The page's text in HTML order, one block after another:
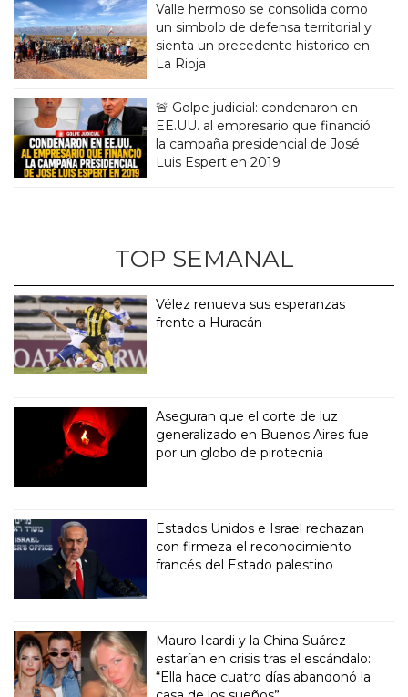
Valle hermoso se consolida como
un simbolo de defensa territorial y
sienta un precedente historico en
La Rioja
🚨 Golpe judicial: condenaron en
EE.UU. al empresario que financió
la campaña presidencial de José
Luis Espert en 2019
TOP SEMANAL
Vélez renueva sus esperanzas
frente a Huracán
Aseguran que el corte de luz
generalizado en Buenos Aires fue
por un globo de pirotecnia
Estados Unidos e Israel rechazan
con firmeza el reconocimiento
francés del Estado palestino
Mauro Icardi y la China Suárez
estarían en crisis tras el escándalo:
“Ella hace cuatro días abandonó la